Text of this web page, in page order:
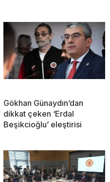
Gökhan Günaydın’dan
dikkat çeken ‘Erdal
Beşikcioğlu’ eleştirisi